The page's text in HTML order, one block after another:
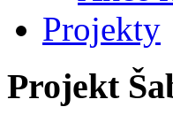
Projekty
Projekt